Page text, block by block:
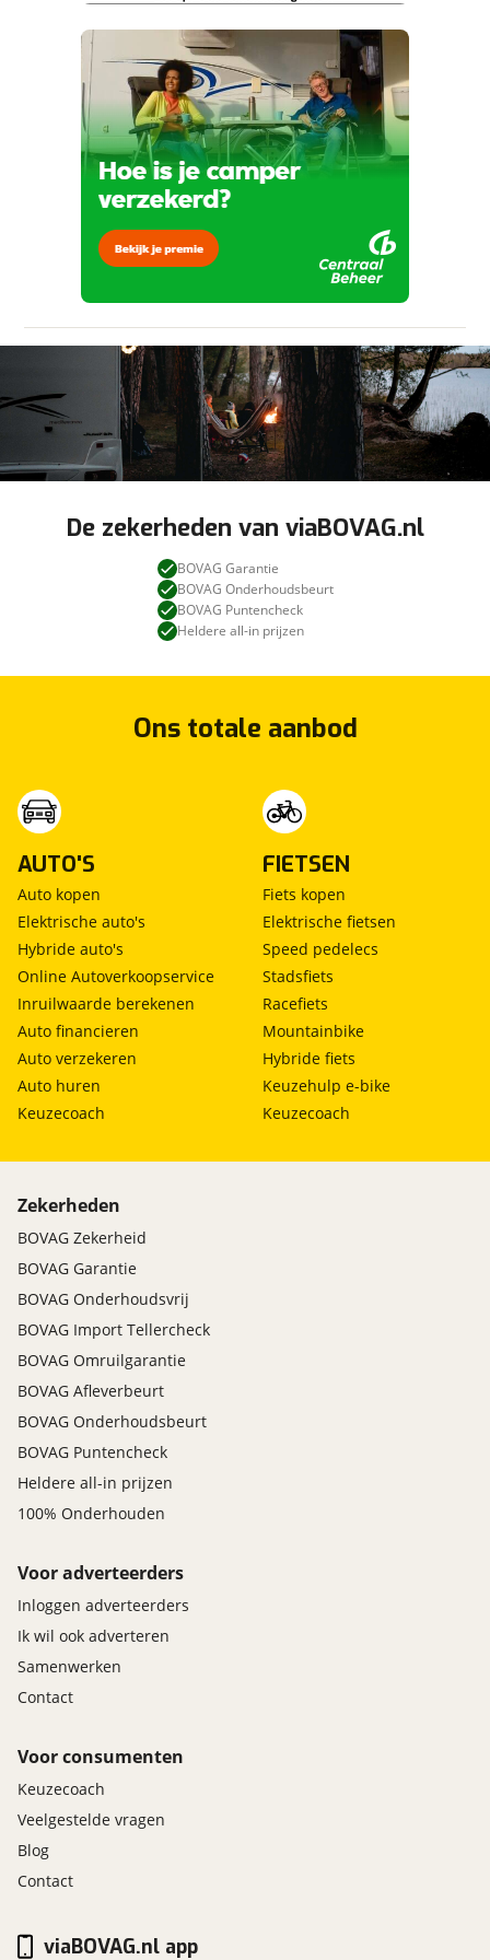
om je aanvraag zo goed mogelijk bij de
aanbieder te brengen. Lees hier meer over in
onzeprivacyverklaring .
Verstuur mijn vraag
viaBOVAG.nl verwerkt je persoonsgegevens
om je aanvraag zo goed mogelijk bij de
aanbieder te brengen. Lees hier meer over in
onzeprivacyverklaring
Kan je ons nog meer vertellen? (optioneel)
Stuur mijn bevinding door
De zekerheden van viaBOVAG.nl
BOVAG Garantie
BOVAG Onderhoudsbeurt
BOVAG Puntencheck
Heldere all-in prijzen
Ons totale aanbod
AUTO'S
Auto kopen
Elektrische auto's
Hybride auto's
Online Autoverkoopservice
Inruilwaarde berekenen
Auto financieren
Auto verzekeren
Auto huren
Keuzecoach
FIETSEN
Fiets kopen
Elektrische fietsen
Speed pedelecs
Stadsfiets
Racefiets
Mountainbike
Hybride fiets
Keuzehulp e-bike
Keuzecoach
Zekerheden
BOVAG Zekerheid
BOVAG Garantie
BOVAG Onderhoudsvrij
BOVAG Import Tellercheck
BOVAG Omruilgarantie
BOVAG Afleverbeurt
BOVAG Onderhoudsbeurt
BOVAG Puntencheck
Heldere all-in prijzen
100% Onderhouden
Voor adverteerders
Inloggen adverteerders
Ik wil ook adverteren
Samenwerken
Contact
Voor consumenten
Keuzecoach
Veelgestelde vragen
Blog
Contact
viaBOVAG.nl app